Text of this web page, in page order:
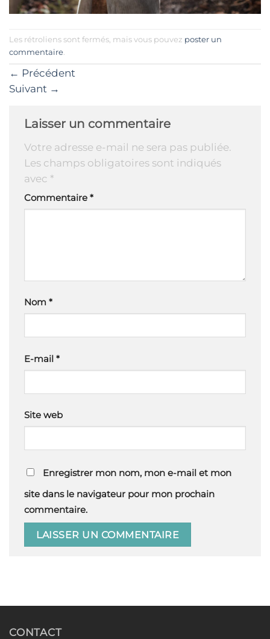
Les rétroliens sont fermés, mais vous pouvez poster un
commentaire.
← Précédent
Suivant →
Laisser un commentaire
Votre adresse e-mail ne sera pas publiée.
Les champs obligatoires sont indiqués
avec *
Commentaire *
Nom *
E-mail *
Site web
Enregistrer mon nom, mon e-mail et mon
site dans le navigateur pour mon prochain
commentaire.
CONTACT